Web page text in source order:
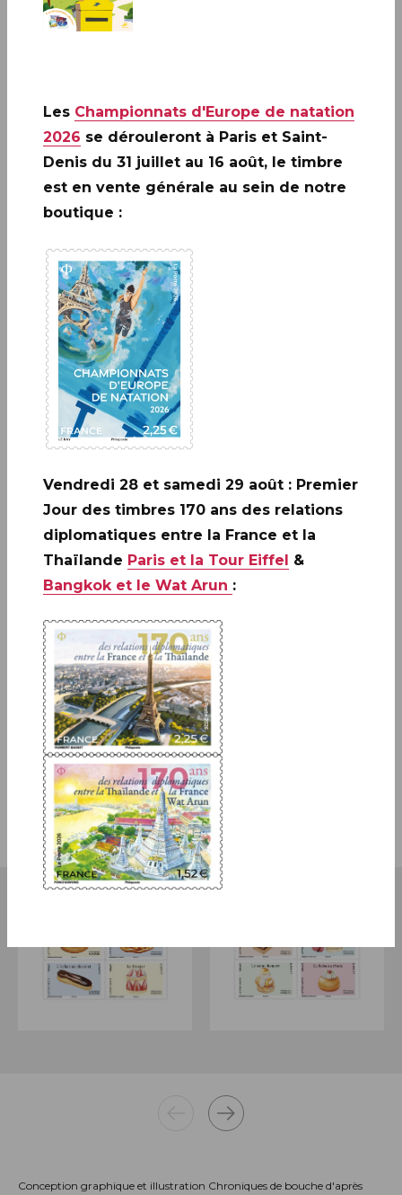
Montorgueil à Paris, existe toujours et propose la
recette originale (avec du vin de Malaga), ainsi que
En 1856c'est le Signor Frascati qui crée
, glacier d'origine napolitaine, il propose
à la clientèle de son café parisien cette
gourmandise sucrée ainsi nommée, car la couleur
des choux faisait penser à la robe des religieuses
des couvents. Le succès est immédiat !
En 1909les fondateurs de la course de vélo
Brestont demandé à un pâtissier, Louis Durand,
de créer un gâteau en l’honneur de cette course
au début du 20esiècle. C’est pour cela que cette
pâtisserie ressemble à une roue de vélo. La
pâtisserie Durand existe toujours à Maisons-Laffitte
En 1955l’opéraa été créé en 1955 par Cyriaque
Gavillon. Sa femme, Andrée, a trouvé le nom
"opéra" parce qu’elle trouvait que la surface lisse
du gâteau, couleur ébène, ressemblait au
plancher de la scène de l’opéra de Paris. Cyriaque
Gavillon travaillait pour Dalloyau, le célèbre
pâtissier-traiteur.
Bonne dégustation !
© La Poste -Tous droits réservés
Conception graphique et illustration Chroniques de bouche d'après
Les Championnats d'Europe de natation
2026 se dérouleront à Paris et Saint-
Denis du 31 juillet au 16 août, le timbre
est en vente générale au sein de notre
boutique :
Vendredi 28 et samedi 29 août : Premier
Jour des timbres 170 ans des relations
diplomatiques entre la France et la
Thaïlande Paris et la Tour Eiffel &
Bangkok et le Wat Arun :